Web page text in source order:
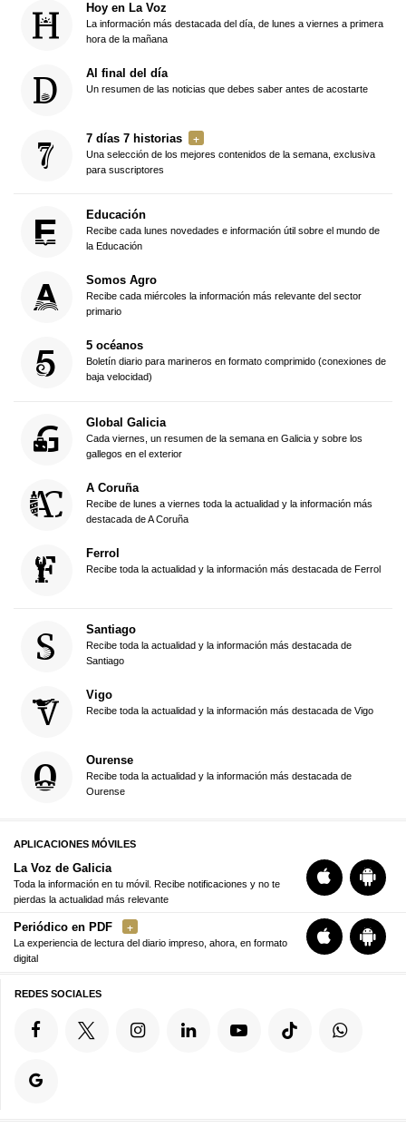
Hoy en La Voz
La información más destacada del día, de lunes a viernes a primera
hora de la mañana
Al final del día
Un resumen de las noticias que debes saber antes de acostarte
7 días 7 historias
Una selección de los mejores contenidos de la semana, exclusiva
para suscriptores
Educación
Recibe cada lunes novedades e información útil sobre el mundo de
la Educación
Somos Agro
Recibe cada miércoles la información más relevante del sector
primario
5 océanos
Boletín diario para marineros en formato comprimido (conexiones de
baja velocidad)
Global Galicia
Cada viernes, un resumen de la semana en Galicia y sobre los
gallegos en el exterior
A Coruña
Recibe de lunes a viernes toda la actualidad y la información más
destacada de A Coruña
Ferrol
Recibe toda la actualidad y la información más destacada de Ferrol
Santiago
Recibe toda la actualidad y la información más destacada de
Santiago
Vigo
Recibe toda la actualidad y la información más destacada de Vigo
Ourense
Recibe toda la actualidad y la información más destacada de
Ourense
APLICACIONES MÓVILES
La Voz de Galicia
Toda la información en tu móvil. Recibe notificaciones y no te
pierdas la actualidad más relevante
Periódico en PDF
La experiencia de lectura del diario impreso, ahora, en formato
digital
REDES SOCIALES